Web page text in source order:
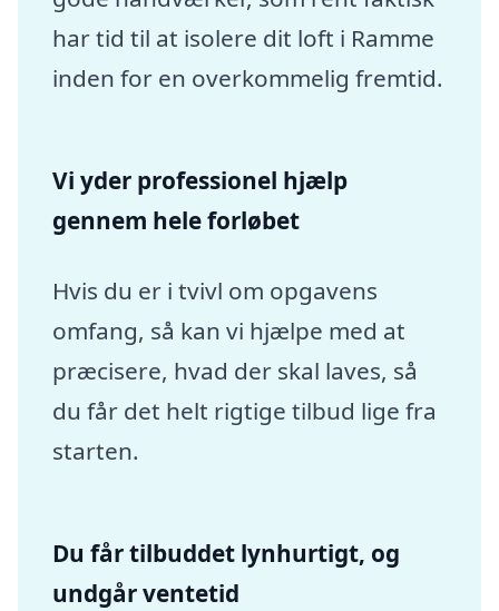
har tid til at isolere dit loft i Ramme
inden for en overkommelig fremtid.
Vi yder professionel hjælp
gennem hele forløbet
Hvis du er i tvivl om opgavens
omfang, så kan vi hjælpe med at
præcisere, hvad der skal laves, så
du får det helt rigtige tilbud lige fra
starten.
Du får tilbuddet lynhurtigt, og
undgår ventetid